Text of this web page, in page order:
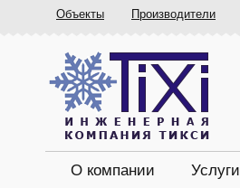
Объекты Производители
О компании Услуги